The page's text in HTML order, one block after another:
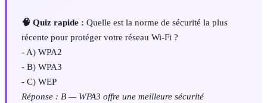
🧠 Quiz rapide : Quelle est la norme de sécurité la plus
récente pour protéger votre réseau Wi-Fi ?
- A) WPA2
- B) WPA3
- C) WEP
Réponse : B — WPA3 offre une meilleure sécurité